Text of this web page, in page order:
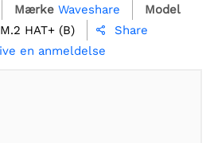
Mærke Waveshare
Model
HAT+ (B)

Share
en anmeldelse